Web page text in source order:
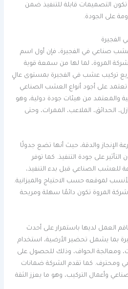
التصميمات قابلة للتنفيذ ضمن
على الجودة.
صناعي في الفجيرة، فإن أول اسم
شركة المروة، لما لها من سمعة قوية
تركيب عشب في الفجيرة بمستوى عالٍ
تعتمد على أجود أنواع العشب الصناعي
والمعتمد من هيئات جودة دولية، وهو
الحدائق، الملاعب، الممرات، وحتى
الإنجاز والدقة، حيث أنها تضع جدولًا
على جودة التنفيذ. كما توفر
للعشب الصناعي قبل بدء التنفيذ،
لموقعه حسب الاحتياج والميزانية.
المروة تكون دائمًا سهلة ومريحة
العمل لديها باستمرار على أحدث
بما يشمل تحضير الأرضية، استخدام
ومعالجة الحواف، وذلك للحصول على
ومحترف. كما تقدم الشركة ضمانات
وأعمال التركيب، وهو ما يعزز الثقة